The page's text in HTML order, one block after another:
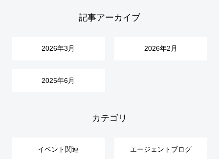
記事アーカイブ
2026年3月 2026年2月
2025年6月
カテゴリ
イベント関連 エージェントブログ